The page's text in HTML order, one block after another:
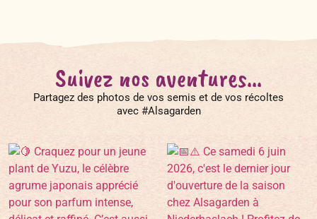
Suivez nos aventures...
Partagez des photos de vos semis et de vos récoltes
avec #Alsagarden